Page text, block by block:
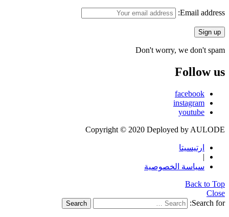
Email address:
Don't worry, we don't spam
Follow us
facebook
instagram
youtube
Copyright © 2020 Deployed by AULODE
ارتيسيتا
|
سياسة الخصوصية
Back to Top
Close
Search for:
Search